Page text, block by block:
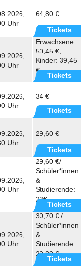
Uhr
64,80 €
Tickets
Uhr
Erwachsene:
50,45 €,
Kinder: 39,45
€
Tickets
Uhr
34 €
Tickets
Uhr
29,60 €
Tickets
Uhr
29,60 €/
Schüler*innen
&
Studierende:
23€
Tickets
Uhr
30,70 € /
Schüler*innen
&
Studierende:
20,80 €
Tickets